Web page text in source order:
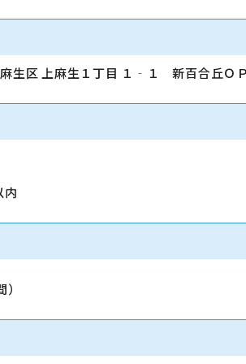
生区 上麻生１丁目 １‐１ 新百合丘Ｏ
内